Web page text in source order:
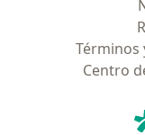
Términos
Centro